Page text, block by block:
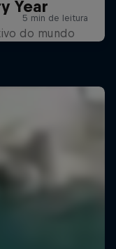
Year
do mundo